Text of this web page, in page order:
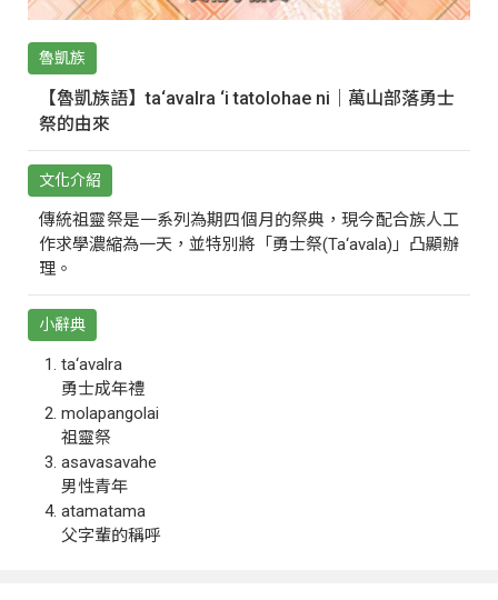
魯凱族
【魯凱族語】ta‘avalra ‘i tatolohae ni｜萬山部落勇士
祭的由來
文化介紹
傳統祖靈祭是一系列為期四個月的祭典，現今配合族人工
作求學濃縮為一天，並特別將「勇士祭(Ta‘avala)」凸顯辦
理。
小辭典
ta‘avalra
勇士成年禮
molapangolai
祖靈祭
asavasavahe
男性青年
atamatama
父字輩的稱呼